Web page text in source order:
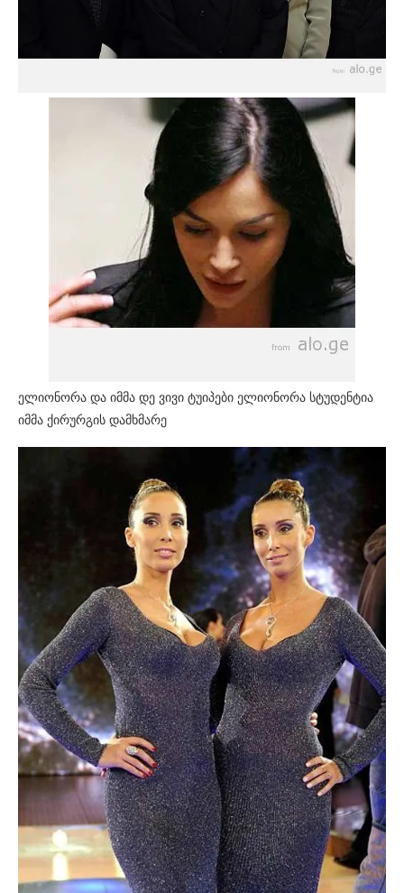
ელიონორა და იმმა დე ვივი ტუიპები ელიონორა სტუდენტია
იმმა ქირურგის დამხმარე